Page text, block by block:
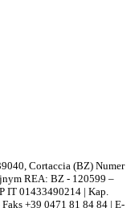
Cortaccia (BZ) Numer
REA: BZ - 120599 –
IT 01433490214 | Kap.
+39 0471 81 84 84 | E-